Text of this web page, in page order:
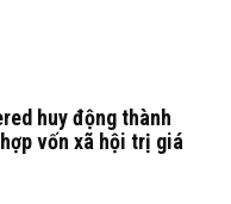
huy động thành
vốn xã hội trị giá